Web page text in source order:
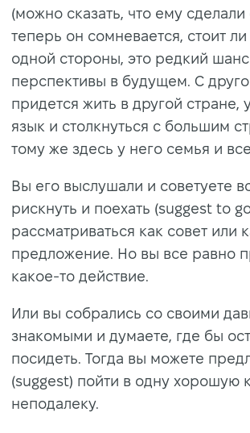
(можно сказать, что ему сделали
теперь он сомневается, стоит ли
одной стороны, это редкий
перспективы в будущем. С
придется жить в другой стране,
язык и столкнуться с большим
тому же здесь у него семья и
Вы его выслушали и советуете
рискнуть и поехать (suggest to
рассматриваться как совет или
предложение. Но вы все равно
какое-то действие.
Или вы собрались со своими
знакомыми и думаете, где бы
посидеть. Тогда вы можете
(suggest) пойти в одну хорошую
неподалеку.